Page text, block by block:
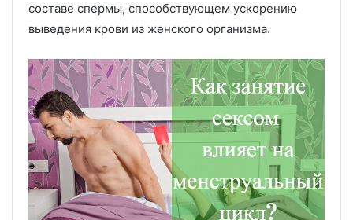
составе спермы, способствующем ускорению
выведения крови из женского организма.